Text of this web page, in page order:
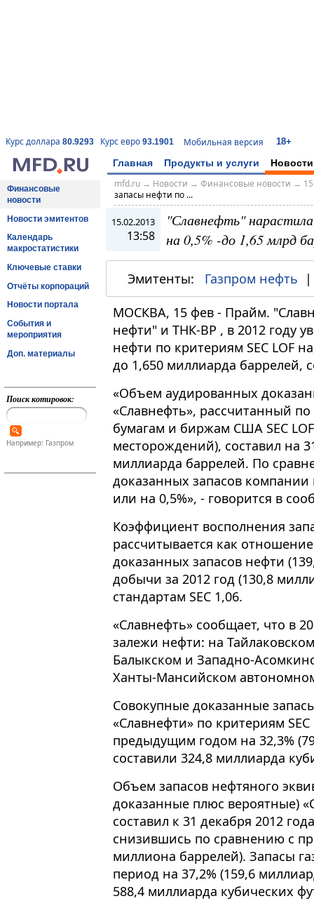
Курс доллара 80.9293 Курс евро 93.1901 Мобильная версия 18+
Главная Продукты и услуги Новости
Финансовые
новости
Новости эмитентов
Календарь
макростатистики
Ключевые ставки
Отчёты корпораций
Новости портала
События и
мероприятия
Доп. материалы
Поиск котировок:
Например: Газпром
mfd.ru→ Новости → Финансовые новости →
запасы нефти по ...
15.02.2013
13:58
"Славнефть"
на 0,5% -до 1,65 млрд
Эмитенты: Газпром нефть
МОСКВА, 15 фев - Прайм.
нефти" и ТНК-ВР , в 2012 году
нефти по критериям SEC LOF
до 1,650 миллиарда баррелей,
«Объем аудированных
«Славнефть», рассчитанный
бумагам и биржам США SEC
месторождений), составил на
миллиарда баррелей. По
доказанных запасов
или на 0,5%», - говорится в
Коэффициент восполнения
рассчитывается как
доказанных запасов нефти
добычи за 2012 год (130,8
стандартам SEC 1,06.
«Славнефть» сообщает, что в
залежи нефти: на
Балыкском и Западно-
Ханты-Мансийском
Совокупные доказанные
«Славнефти» по критериям
предыдущим годом на 32,3%
составили 324,8 миллиарда
Объем запасов нефтяного
доказанные плюс вероятные)
составил к 31 декабря 2012
снизившись по сравнению с
миллиона баррелей). Запасы
период на 37,2% (159,6
588,4 миллиарда кубических